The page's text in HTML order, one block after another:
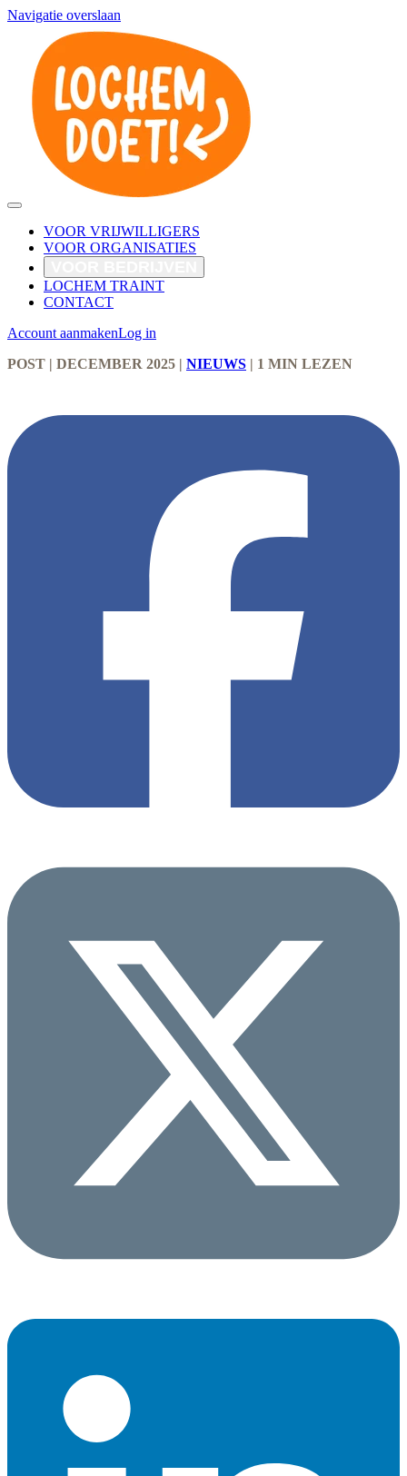
Navigatie overslaan
VOOR VRIJWILLIGERS
VOOR ORGANISATIES
LOCHEM TRAINT
CONTACT
Account aanmakenLog in
POST | DECEMBER 2025 | NIEUWS | 1 MIN LEZEN